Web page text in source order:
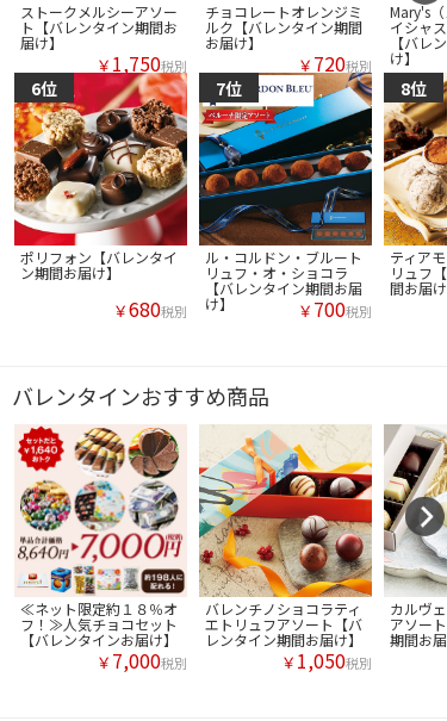
ストークメルシーアソー
ト【バレンタイン期間お
届け】
￥ 1,750税別
チョコレートオレンジミ
ルク【バレンタイン期間
お届け】
￥ 720税別
Mary's
イシャ
【バレ
け】
ポリフォン【バレンタイ
ン期間お届け】
￥680税別
ル・コルドン・ブルート
リュフ・オ・ショコラ
【バレンタイン期間お届
け】 ￥ 700税別
ティア
リュフ
間お届け
バレンタインおすすめ商品
≪ネット限定約１８％オ
フ！≫人気チョコセット
【バレンタインお届け】
￥ 7,000税別
バレンチノショコラティ
エトリュフアソート【バ
レンタイン期間お届け】
￥ 1,050税別
カルヴ
アソー
期間お届